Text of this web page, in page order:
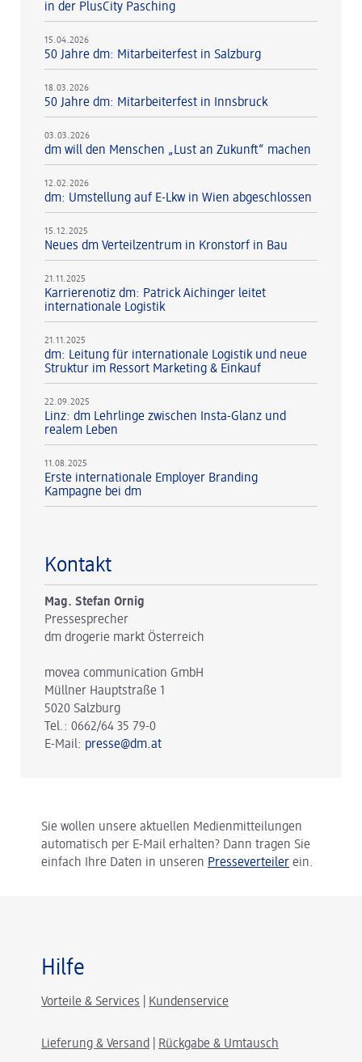
in der PlusCity Pasching
15.04.2026
50 Jahre dm: Mitarbeiterfest in Salzburg
18.03.2026
50 Jahre dm: Mitarbeiterfest in Innsbruck
03.03.2026
dm will den Menschen „Lust an Zukunft“ machen
12.02.2026
dm: Umstellung auf E-Lkw in Wien abgeschlossen
15.12.2025
Neues dm Verteilzentrum in Kronstorf in Bau
21.11.2025
Karrierenotiz dm: Patrick Aichinger leitet
internationale Logistik
21.11.2025
dm: Leitung für internationale Logistik und neue
Struktur im Ressort Marketing & Einkauf
22.09.2025
Linz: dm Lehrlinge zwischen Insta-Glanz und
realem Leben
11.08.2025
Erste internationale Employer Branding
Kampagne bei dm
Kontakt
Mag. Stefan Ornig
Pressesprecher
dm drogerie markt Österreich
movea communication GmbH
Müllner Hauptstraße 1
5020 Salzburg
Tel.: 0662/64 35 79-0
E-Mail: presse@dm.at
Sie wollen unsere aktuellen Medienmitteilungen
automatisch per E-Mail erhalten? Dann tragen Sie
einfach Ihre Daten in unseren Presseverteiler ein.
Hilfe
Vorteile & Services Kundenservice
Lieferung & Versand Rückgabe & Umtausch